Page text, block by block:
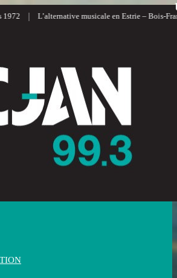
musicale en Estrie – Bois-Francs |